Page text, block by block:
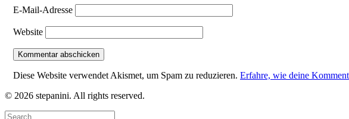
E-Mail-Adresse
Website
Diese Website verwendet Akismet, um Spam zu reduzieren. Erfahre, wie deine
© 2026 stepanini. All rights reserved.